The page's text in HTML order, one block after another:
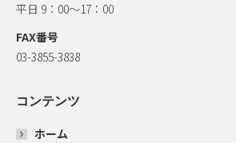
平日 9：00～17：00
FAX番号
03-3855-3838
コンテンツ
ホーム